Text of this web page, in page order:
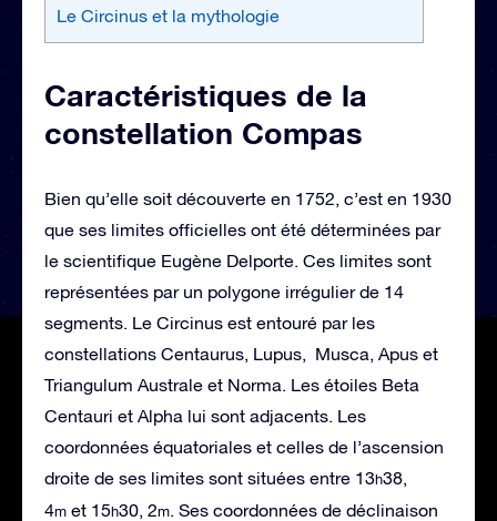
Le Circinus et la mythologie
Caractéristiques de la
constellation Compas
Bien qu’elle soit découverte en 1752, c’est en 1930
que ses limites officielles ont été déterminées par
le scientifique Eugène Delporte. Ces limites sont
représentées par un polygone irrégulier de 14
segments. Le Circinus est entouré par les
constellations Centaurus, Lupus, Musca, Apus et
Triangulum Australe et Norma. Les étoiles Beta
Centauri et Alpha lui sont adjacents. Les
coordonnées équatoriales et celles de l’ascension
droite de ses limites sont situées entre 13h38,
4m et 15h30, 2m. Ses coordonnées de déclinaison